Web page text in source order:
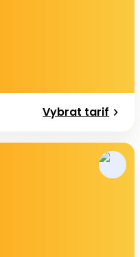
Vybrat tarif